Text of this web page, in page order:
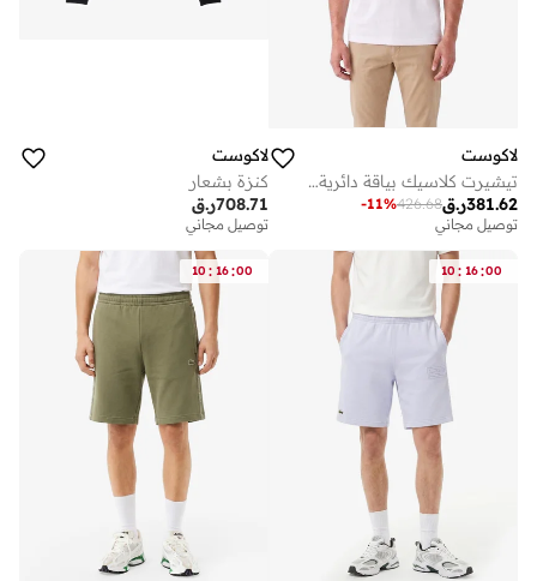
لاكوست
تيشيرت كلاسيك بياقة دائرية وطبعة خلفية وتفاصيل مطرزة
ر.ق381.62
426.68
-11%
توصيل مجاني
لاكوست
كنزة بشعار
ر.ق708.71
توصيل مجاني
10 : 16:00
10 : 16:00